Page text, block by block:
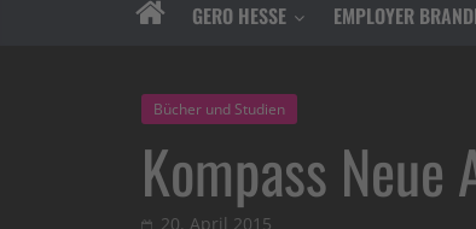
GERO HESSE EMPLOYER
Bücher und Studien
Kompass
20. April 2015